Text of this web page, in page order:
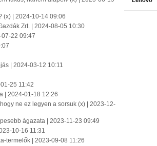
(x) | 2024-10-14 09:06
Zrt. | 2024-08-05 10:30
22 09:47
| 2024-03-12 10:11
25 11:42
| 2024-01-18 12:26
ne ez legyen a sorsuk (x) | 2023-12-
ágazata | 2023-11-23 09:49
10-16 11:31
termelők | 2023-09-08 11:26